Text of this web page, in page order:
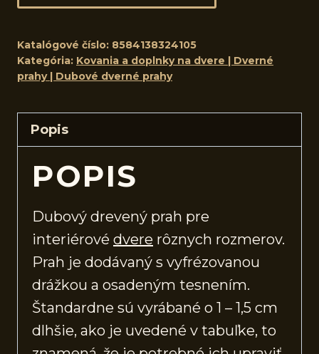
Katalógové číslo: 8584138324105
Kategória: Kovania a doplnky na dvere | Dverné
prahy | Dubové dverné prahy
Popis
POPIS
Dubový drevený prah pre
interiérové dvere rôznych rozmerov.
Prah je dodávaný s vyfrézovanou
drážkou a osadeným tesnením.
Štandardne sú vyrábané o 1 – 1,5 cm
dlhšie, ako je uvedené v tabuľke, to